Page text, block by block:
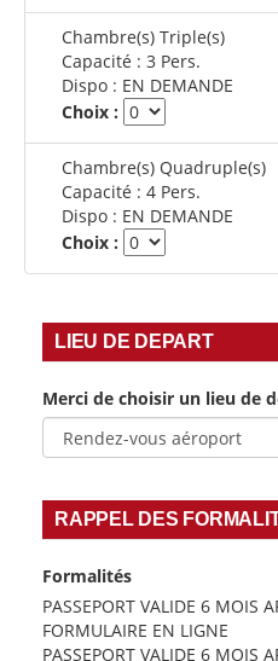
Chambre(s) Triple(s)
Capacité : 3 Pers.
Dispo : EN DEMANDE
Choix :
Chambre(s) Quadruple(s)
Capacité : 4 Pers.
Dispo : EN DEMANDE
Choix :
LIEU DE DEPART
Merci de choisir un lieu de
RAPPEL DES
Formalités
PASSEPORT VALIDE 6 MOIS
FORMULAIRE EN LIGNE
PASSEPORT VALIDE 6 MOIS